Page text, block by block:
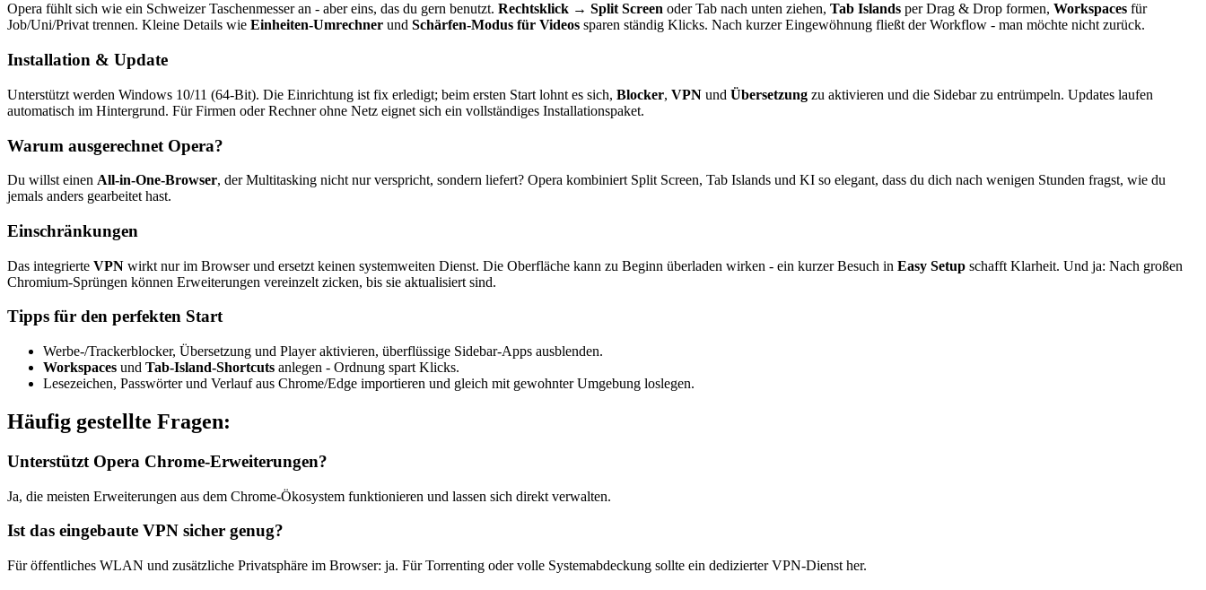
Opera fühlt sich wie ein Schweizer Taschenmesser an - aber eins, das du gern benutzt. Rechtsklick → Split Screen oder Tab nach unten ziehen, Tab Islands per Drag & Drop formen, Workspaces für
Job/Uni/Privat trennen. Kleine Details wie Einheiten-Umrechner und Schärfen-Modus für Videos sparen ständig Klicks. Nach kurzer Eingewöhnung fließt der Workflow - man möchte nicht zurück.
Installation & Update
Unterstützt werden Windows 10/11 (64-Bit). Die Einrichtung ist fix erledigt; beim ersten Start lohnt es sich, Blocker, VPN und Übersetzung zu aktivieren und die Sidebar zu entrümpeln. Updates laufen
automatisch im Hintergrund. Für Firmen oder Rechner ohne Netz eignet sich ein vollständiges Installationspaket.
Warum ausgerechnet Opera?
Du willst einen All-in-One-Browser, der Multitasking nicht nur verspricht, sondern liefert? Opera kombiniert Split Screen, Tab Islands und KI so elegant, dass du dich nach wenigen Stunden fragst, wie du
jemals anders gearbeitet hast.
Einschränkungen
Das integrierte VPN wirkt nur im Browser und ersetzt keinen systemweiten Dienst. Die Oberfläche kann zu Beginn überladen wirken - ein kurzer Besuch in Easy Setup schafft Klarheit. Und ja: Nach großen
Chromium-Sprüngen können Erweiterungen vereinzelt zicken, bis sie aktualisiert sind.
Tipps für den perfekten Start
Werbe-/Trackerblocker, Übersetzung und Player aktivieren, überflüssige Sidebar-Apps ausblenden.
Workspaces und Tab-Island-Shortcuts anlegen - Ordnung spart Klicks.
Lesezeichen, Passwörter und Verlauf aus Chrome/Edge importieren und gleich mit gewohnter Umgebung loslegen.
Häufig gestellte Fragen:
Unterstützt Opera Chrome-Erweiterungen?
Ja, die meisten Erweiterungen aus dem Chrome-Ökosystem funktionieren und lassen sich direkt verwalten.
Ist das eingebaute VPN sicher genug?
Für öffentliches WLAN und zusätzliche Privatsphäre im Browser: ja. Für Torrenting oder volle Systemabdeckung sollte ein dedizierter VPN-Dienst her.